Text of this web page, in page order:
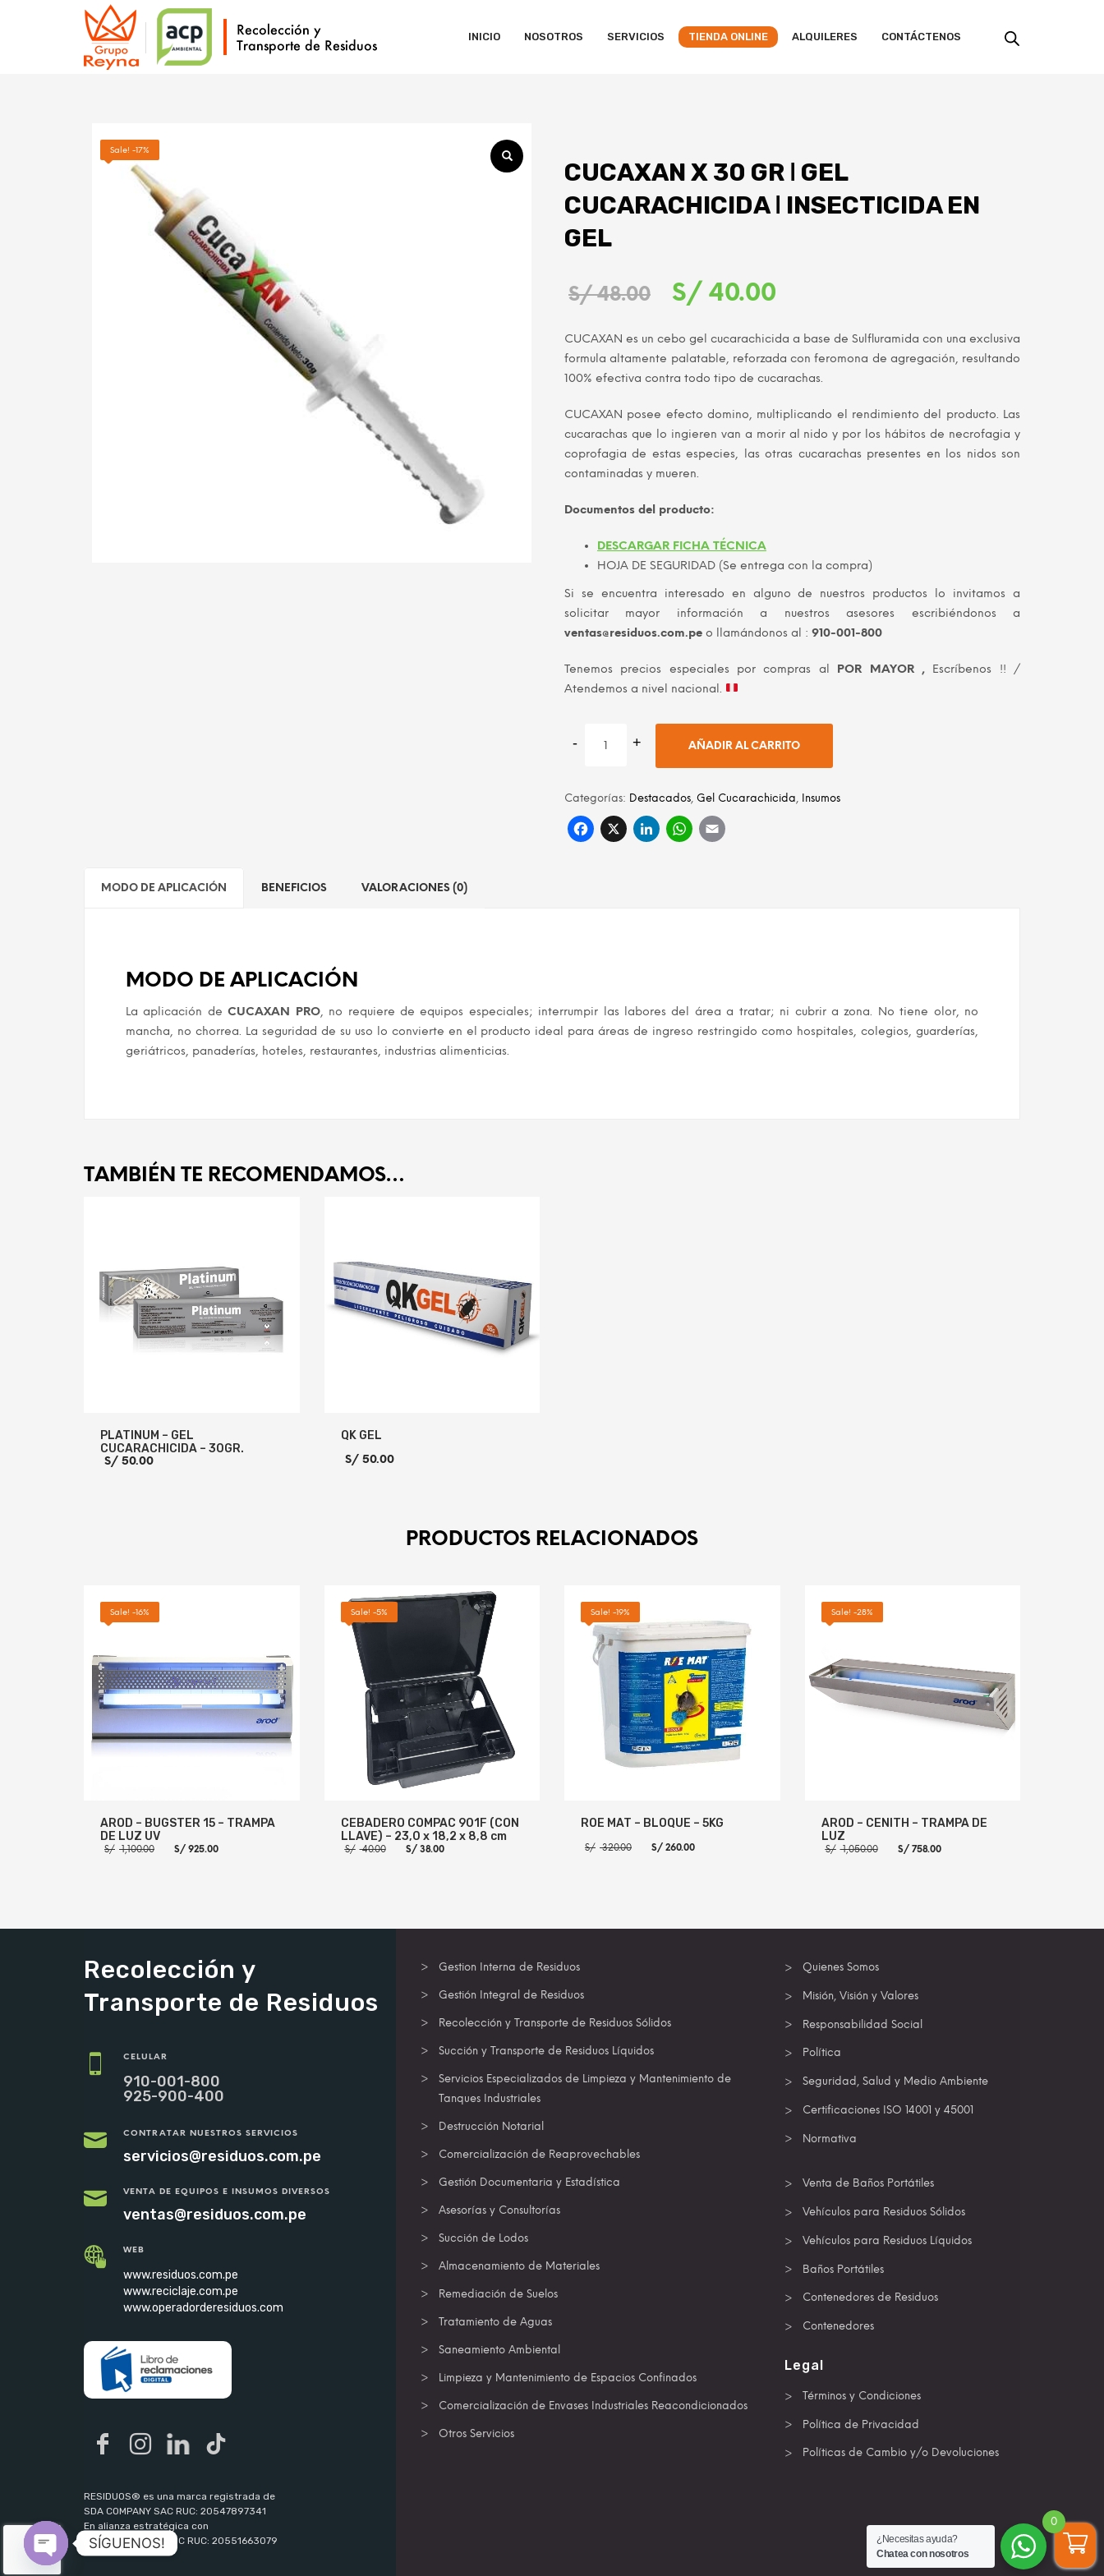
INICIO NOSOTROS SERVICIOS TIENDA ONLINE ALQUILERES CONTÁCTENOS
Sale! -17%
CUCAXAN X 30 GR ǀ GEL
CUCARACHICIDA ǀ INSECTICIDA EN
GEL
S/48.00
El
original
era:
S/ 48.00.
S/ 40.00
actual
es:
S/ 40.00.
CUCAXAN es un cebo gel cucarachicida a base de Sulfluramida con una exclusiva
formula altamente palatable, reforzada con feromona de agregación, resultando
100% efectiva contra todo tipo de cucarachas.
CUCAXAN posee efecto domino, multiplicando el rendimiento del producto. Las
cucarachas que lo ingieren van a morir al nido y por los hábitos de necrofagia y
coprofagia de estas especies, las otras cucarachas presentes en los nidos son
contaminadas y mueren.
Documentos del producto:
DESCARGAR FICHA TÉCNICA
HOJA DE SEGURIDAD (Se entrega con la compra)
Si se encuentra interesado en alguno de nuestros productos lo invitamos a
solicitar mayor información a nuestros asesores escribiéndonos a
ventas@residuos.com.pe o llamándonos al : 910-001-800
Tenemos precios especiales por compras al POR MAYOR , Escríbenos !! /
Atendemos a nivel nacional.
AÑADIR AL CARRITO
Categorías: Destacados, Gel Cucarachicida, Insumos
Facebook
X LinkedIn
WhatsApp
MODO DE APLICACIÓN BENEFICIOS VALORACIONES (0)
MODO DE APLICACIÓN
La aplicación deCUCAXAN PRO, no requiere de equipos especiales; interrumpir las labores del área a tratar; ni cubrir a zona. No tiene olor, no
mancha, no chorrea. La seguridad de su uso lo convierte en el producto ideal para áreas de ingreso restringido como hospitales, colegios, guarderías,
geriátricos, panaderías, hoteles, restaurantes, industrias alimenticias.
TAMBIÉN TE RECOMENDAMOS…
PLATINUM – GEL
CUCARACHICIDA – 30GR.
S/ 50.00
QK GEL
S/50.00
AÑADIR AL CARRITO MORE INFO
PRODUCTOS RELACIONADOS
Sale! -16%
AROD – BUGSTER 15 – TRAMPA
DE LUZ UV
S/ 1,100.00
El
S/ 925.00
Sale! -5%
CEBADERO COMPAC 901F (CON
LLAVE) – 23,0 x 18,2 x 8,8 cm
S/ 40.00
El
S/38.00
Sale! -19%
ROE MAT – BLOQUE – 5KG
S/ 320.00
El
S/ 260.00
Sale! -28%
AROD – CENITH – TRAMPA DE
LUZ
S/ 1,050.00
El
S/758.00
Recolección y
Transporte de Residuos
CELULAR
910-001-800
925-900-400
CONTRATAR NUESTROS SERVICIOS
servicios@residuos.com.pe
VENTA DE EQUIPOS E INSUMOS DIVERSOS
ventas@residuos.com.pe
WEB
www.residuos.com.pe
www.reciclaje.com.pe
www.operadorderesiduos.com
RESIDUOS® es una marca registrada de
SDA COMPANY SAC RUC: 20547897341
En alianza estratégica con
ACP AMBIENTAL S.A.C RUC: 20551663079
Gestion Interna de Residuos
Gestión Integral de Residuos
Recolección y Transporte de Residuos Sólidos
Succión y Transporte de Residuos Líquidos
Servicios Especializados de Limpieza y Mantenimiento de
Tanques Industriales
Destrucción Notarial
Comercialización de Reaprovechables
Gestión Documentaria y Estadística
Asesorías y Consultorías
Succión de Lodos
Almacenamiento de Materiales
Remediación de Suelos
Tratamiento de Aguas
Saneamiento Ambiental
Limpieza y Mantenimiento de Espacios Confinados
Comercialización de Envases Industriales Reacondicionados
Otros Servicios
Quienes Somos
Misión, Visión y Valores
Responsabilidad Social
Política
Seguridad, Salud y Medio Ambiente
Certificaciones ISO 14001 y 45001
Normativa
Venta de Baños Portátiles
Vehículos para Residuos Sólidos
Vehículos para Residuos Líquidos
Baños Portátiles
Contenedores de Residuos
Contenedores
Legal
Términos y Condiciones
Política de Privacidad
Políticas de Cambio y/o Devoluciones
¿Necesitas ayuda?
Chatea con nosotros
0
SÍGUENOS!
Open